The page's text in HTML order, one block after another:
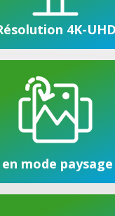
4K-UHD
mode